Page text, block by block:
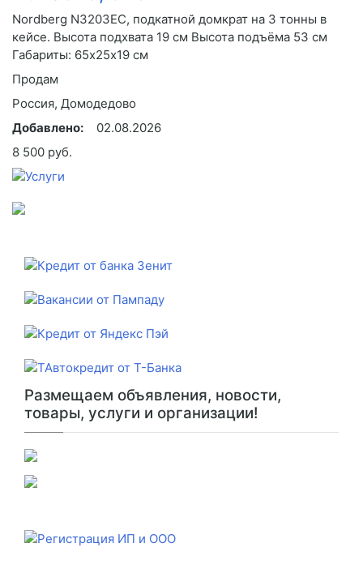
Nordberg N3203EC, подкатной домкрат на 3 тонны в
кейсе. Высота подхвата 19 см Высота подъёма 53 см
Габариты: 65х25х19 см
Продам
Россия, Домодедово
Добавлено:
02.08.2026
8 500 руб.
Размещаем объявления, новости,
товары, услуги и организации!